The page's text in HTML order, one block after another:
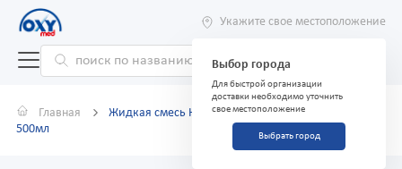
Укажите свое местоположение
Выбор города
Для быстрой организации
доставки необходимо уточнить
свое местоположение
Выбрать город
Главная
Жидкая смесь Нутрикомп Энергия Файбер ликвид
500мл